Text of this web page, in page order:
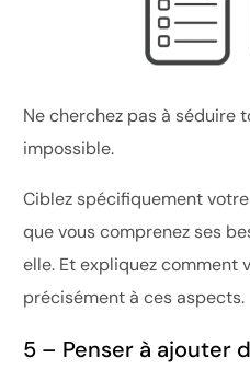
Ne cherchez pas à séduire
impossible.
Ciblez spécifiquement
que vous comprenez ses
elle. Et expliquez comment
précisément à ces aspects.
5 – Penser à ajouter